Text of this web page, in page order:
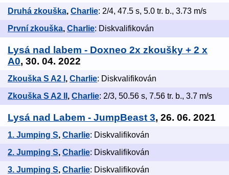
Druhá zkouška, Charlie: 2/4, 47.5 s, 5.0 tr. b., 3.73 m/s
První zkouška, Charlie: Diskvalifikován
Lysá nad labem - Doxneo 2x zkoušky + 2 x
A0, 30. 04. 2022
Zkouška S A2 I , Charlie: Diskvalifikován
Zkouška S A2 II , Charlie: 2/3, 50.56 s, 7.56 tr. b., 3.7 m/s
Lysá nad Labem - JumpBeast 3, 26. 06. 2021
1. Jumping S, Charlie: Diskvalifikován
2. Jumping S, Charlie: Diskvalifikován
3. Jumping S, Charlie: Diskvalifikován